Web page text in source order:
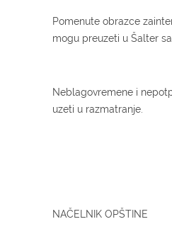
Pomenute obrazce
mogu preuzeti u Šalter
Neblagovremene i
uzeti u razmatranje.
NAČELNIK OPŠTINE